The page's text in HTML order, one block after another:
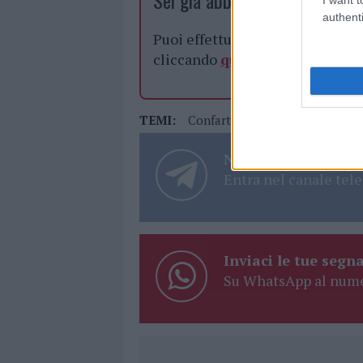
Puoi effettuare l'accesso
cliccando qui
TEMI: Confartigianato Sardegna
Notizie in tempo
Entra nel canale
Inviaci le tue
Su WhatsApp al